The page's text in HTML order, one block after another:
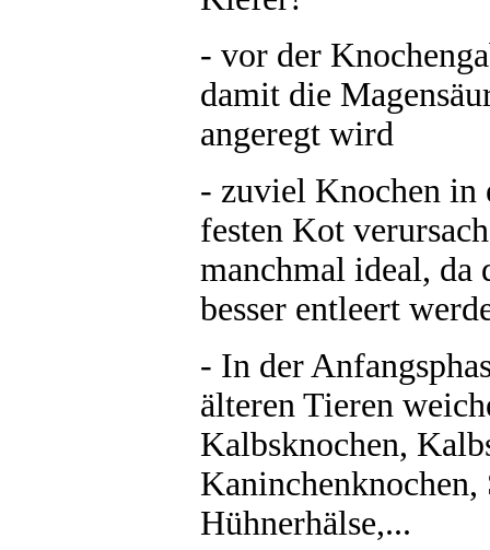
- vor der
damit die
angeregt wird
- zuviel Knochen in
festen Kot
manchmal ideal, da
besser entleert
- In der
älteren Tieren
Kalbsknochen,
Kaninchenknochen,
Hühnerhälse,...